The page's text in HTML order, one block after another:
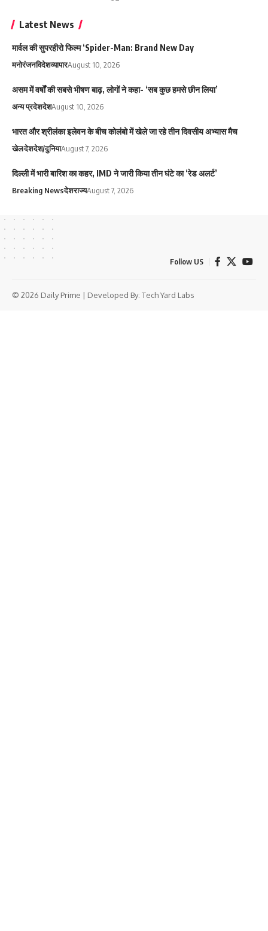
Latest News
मार्वल की सुपरहीरो फिल्म ‘Spider-Man: Brand New Day
मनोरंजनविदेशव्यापारAugust 10, 2026
असम में वर्षों की सबसे भीषण बाढ़, लोगों ने कहा- ‘सब कुछ हमसे छीन लिया’
अन्य प्रदेशदेशAugust 10, 2026
भारत और श्रीलंका इलेवन के बीच कोलंबो में खेले जा रहे तीन दिवसीय अभ्यास मैच
खेलदेशदेश/दुनियाAugust 7, 2026
दिल्ली में भारी बारिश का कहर, IMD ने जारी किया तीन घंटे का ‘रेड अलर्ट’
Breaking Newsदेशराज्यAugust 7, 2026
Follow US
© 2026 Daily Prime | Developed By: Tech Yard Labs